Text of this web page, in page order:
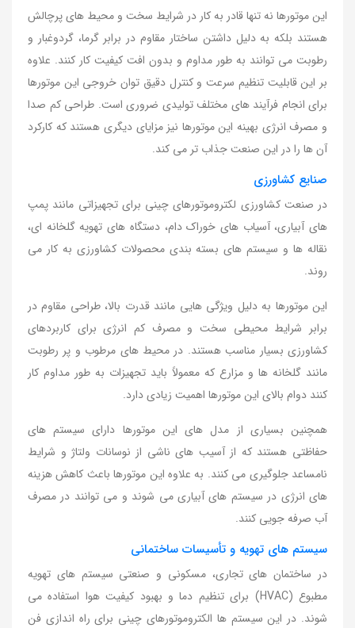
این موتورها نه تنها قادر به کار در شرایط سخت و محیط های پرچالش
هستند بلکه به دلیل داشتن ساختار مقاوم در برابر گرما، گردوغبار و
رطوبت می توانند به طور مداوم و بدون افت کیفیت کار کنند. علاوه
بر این قابلیت تنظیم سرعت و کنترل دقیق توان خروجی این موتورها
برای انجام فرآیند های مختلف تولیدی ضروری است. طراحی کم صدا
و مصرف انرژی بهینه این موتورها نیز مزایای دیگری هستند که کارکرد
آن ها را در این صنعت جذاب تر می کند.
صنایع کشاورزی
در صنعت کشاورزی لکتروموتورهای چینی برای تجهیزاتی مانند پمپ
های آبیاری، آسیاب های خوراک دام، دستگاه های تهویه گلخانه ای،
نقاله ها و سیستم های بسته بندی محصولات کشاورزی به کار می
روند.
این موتورها به دلیل ویژگی هایی مانند قدرت بالا، طراحی مقاوم در
برابر شرایط محیطی سخت و مصرف کم انرژی برای کاربردهای
کشاورزی بسیار مناسب هستند. در محیط های مرطوب و پر رطوبت
مانند گلخانه ها و مزارع که معمولاً باید تجهیزات به طور مداوم کار
کنند دوام بالای این موتورها اهمیت زیادی دارد.
همچنین بسیاری از مدل های این موتورها دارای سیستم های
حفاظتی هستند که از آسیب های ناشی از نوسانات ولتاژ و شرایط
نامساعد جلوگیری می کنند. به علاوه این موتورها باعث کاهش هزینه
های انرژی در سیستم های آبیاری می شوند و می توانند در مصرف
آب صرفه جویی کنند.
سیستم های تهویه و تأسیسات ساختمانی
در ساختمان های تجاری، مسکونی و صنعتی سیستم های تهویه
مطبوع (HVAC) برای تنظیم دما و بهبود کیفیت هوا استفاده می
شوند. در این سیستم ها الکتروموتورهای چینی برای راه اندازی فن